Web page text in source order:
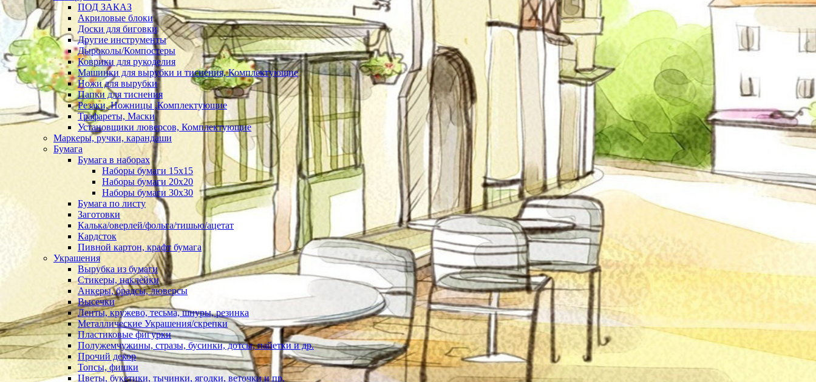
ПОД ЗАКАЗ
Акриловые блоки
Доски для биговки
Другие инструменты
Дыроколы/Компостеры
Коврики для рукоделия
Машинки для вырубки и тиснения, Комплектующие
Ножи для вырубки
Папки для тиснения
Резаки, Ножницы ,Комплектующие
Трафареты, Маски
Установщики люверсов, Комплектующие
Маркеры, ручки, карандаши
Бумага
Бумага в наборах
Наборы бумаги 15х15
Наборы бумаги 20х20
Наборы бумаги 30х30
Бумага по листу
Заготовки
Калька/оверлей/фольга/тишью/ацетат
Кардсток
Пивной картон, крафт бумага
Украшения
Вырубка из бумаги
Стикеры, наклейки
Анкеры, брадсы, люверсы
Высечки
Ленты, кружево, тесьма, шнуры, резинка
Металлические Украшения/скрепки
Пластиковые фигурки
Полужемчужины, стразы, бусинки, дотсы, пайетки и др.
Прочий декор
Топсы, фишки
Цветы, букетики, тычинки, ягодки, веточки и пр.